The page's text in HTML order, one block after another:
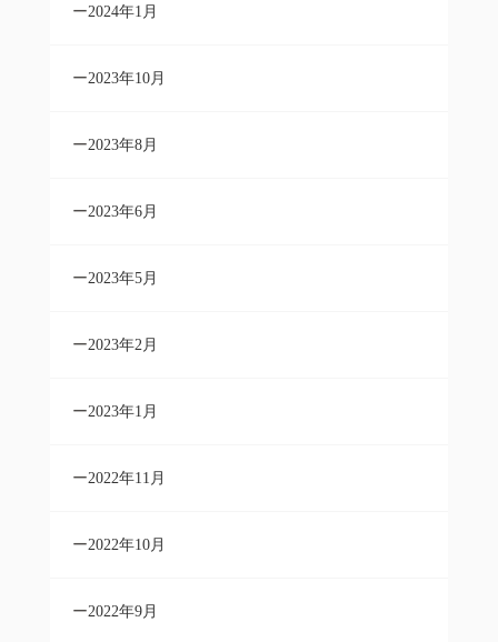
2024年1月
2023年10月
2023年8月
2023年6月
2023年5月
2023年2月
2023年1月
2022年11月
2022年10月
2022年9月